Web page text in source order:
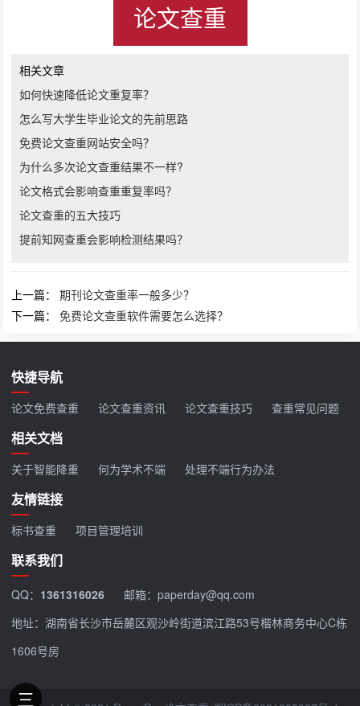
论文查重
相关文章
如何快速降低论文重复率？
怎么写大学生毕业论文的先前思路
免费论文查重网站安全吗？
为什么多次论文查重结果不一样?
论文格式会影响查重重复率吗？
论文查重的五大技巧
提前知网查重会影响检测结果吗？
上一篇：期刊论文查重率一般多少？
下一篇：免费论文查重软件需要怎么选择？
快捷导航
论文免费查重 论文查重资讯 论文查重技巧 查重常见问题
相关文档
关于智能降重 何为学术不端 处理不端行为办法
友情链接
标书查重 项目管理培训
联系我们
QQ： 1361316026
邮箱：paperday@qq.com
地址：湖南省长沙市岳麓区观沙岭街道滨江路53号楷林商务中心C栋
1606号房